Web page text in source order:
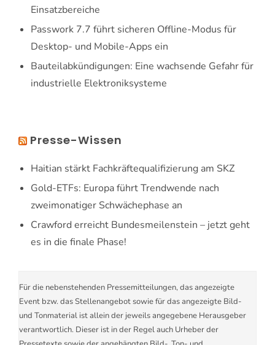
Einsatzbereiche
Passwork 7.7 führt sicheren Offline-Modus für
Desktop- und Mobile-Apps ein
Bauteilabkündigungen: Eine wachsende Gefahr für
industrielle Elektroniksysteme
Presse-Wissen
Haitian stärkt Fachkräftequalifizierung am SKZ
Gold-ETFs: Europa führt Trendwende nach
zweimonatiger Schwächephase an
Crawford erreicht Bundesmeilenstein – jetzt geht
es in die finale Phase!
Für die nebenstehenden Pressemitteilungen, das angezeigte
Event bzw. das Stellenangebot sowie für das angezeigte Bild-
und Tonmaterial ist allein der jeweils angegebene Herausgeber
verantwortlich. Dieser ist in der Regel auch Urheber der